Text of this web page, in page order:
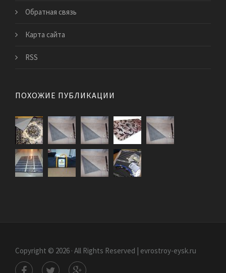
Обратная связь
Карта сайта
RSS
ПОХОЖИЕ ПУБЛИКАЦИИ
Copyright © 2026 · All Rights Reserved | evrostroy-eysk.ru